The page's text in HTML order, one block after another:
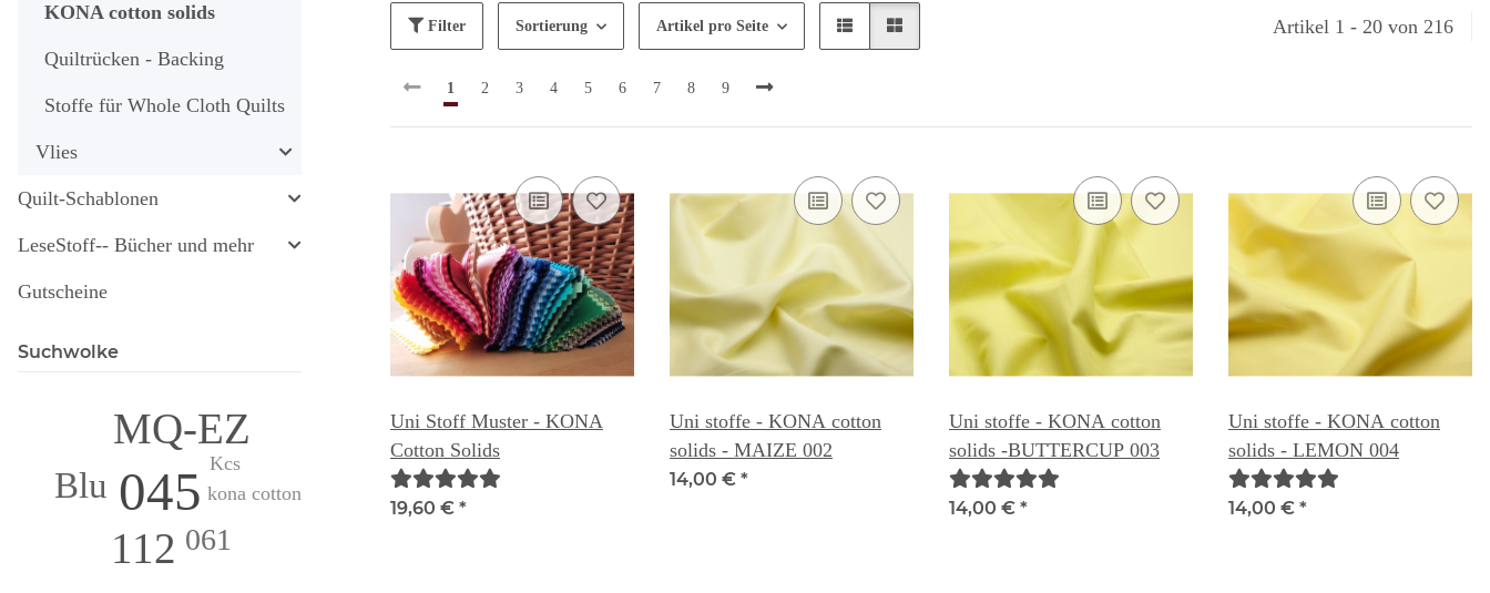
Filter Sortierung Artikel pro Seite Artikel 1 - 20 von 216
1 2 3 4 5 6 7 8 9
Uni Stoff Muster - KONA
Cotton Solids
19,60 € *
Uni stoffe - KONA cotton
solids - MAIZE 002
14,00 € *
Uni stoffe - KONA cotton
solids -BUTTERCUP 003
14,00 € *
Uni stoffe - KONA cotton
solids - LEMON 004
14,00 € *
KONA cotton solids
Quiltrücken - Backing
Stoffe für Whole Cloth Quilts
Vlies
Quilt-Schablonen
LeseStoff-- Bücher und mehr
Gutscheine
Suchwolke
045
MQ-EZ
112
Blu
061
Kcs
kona cotton